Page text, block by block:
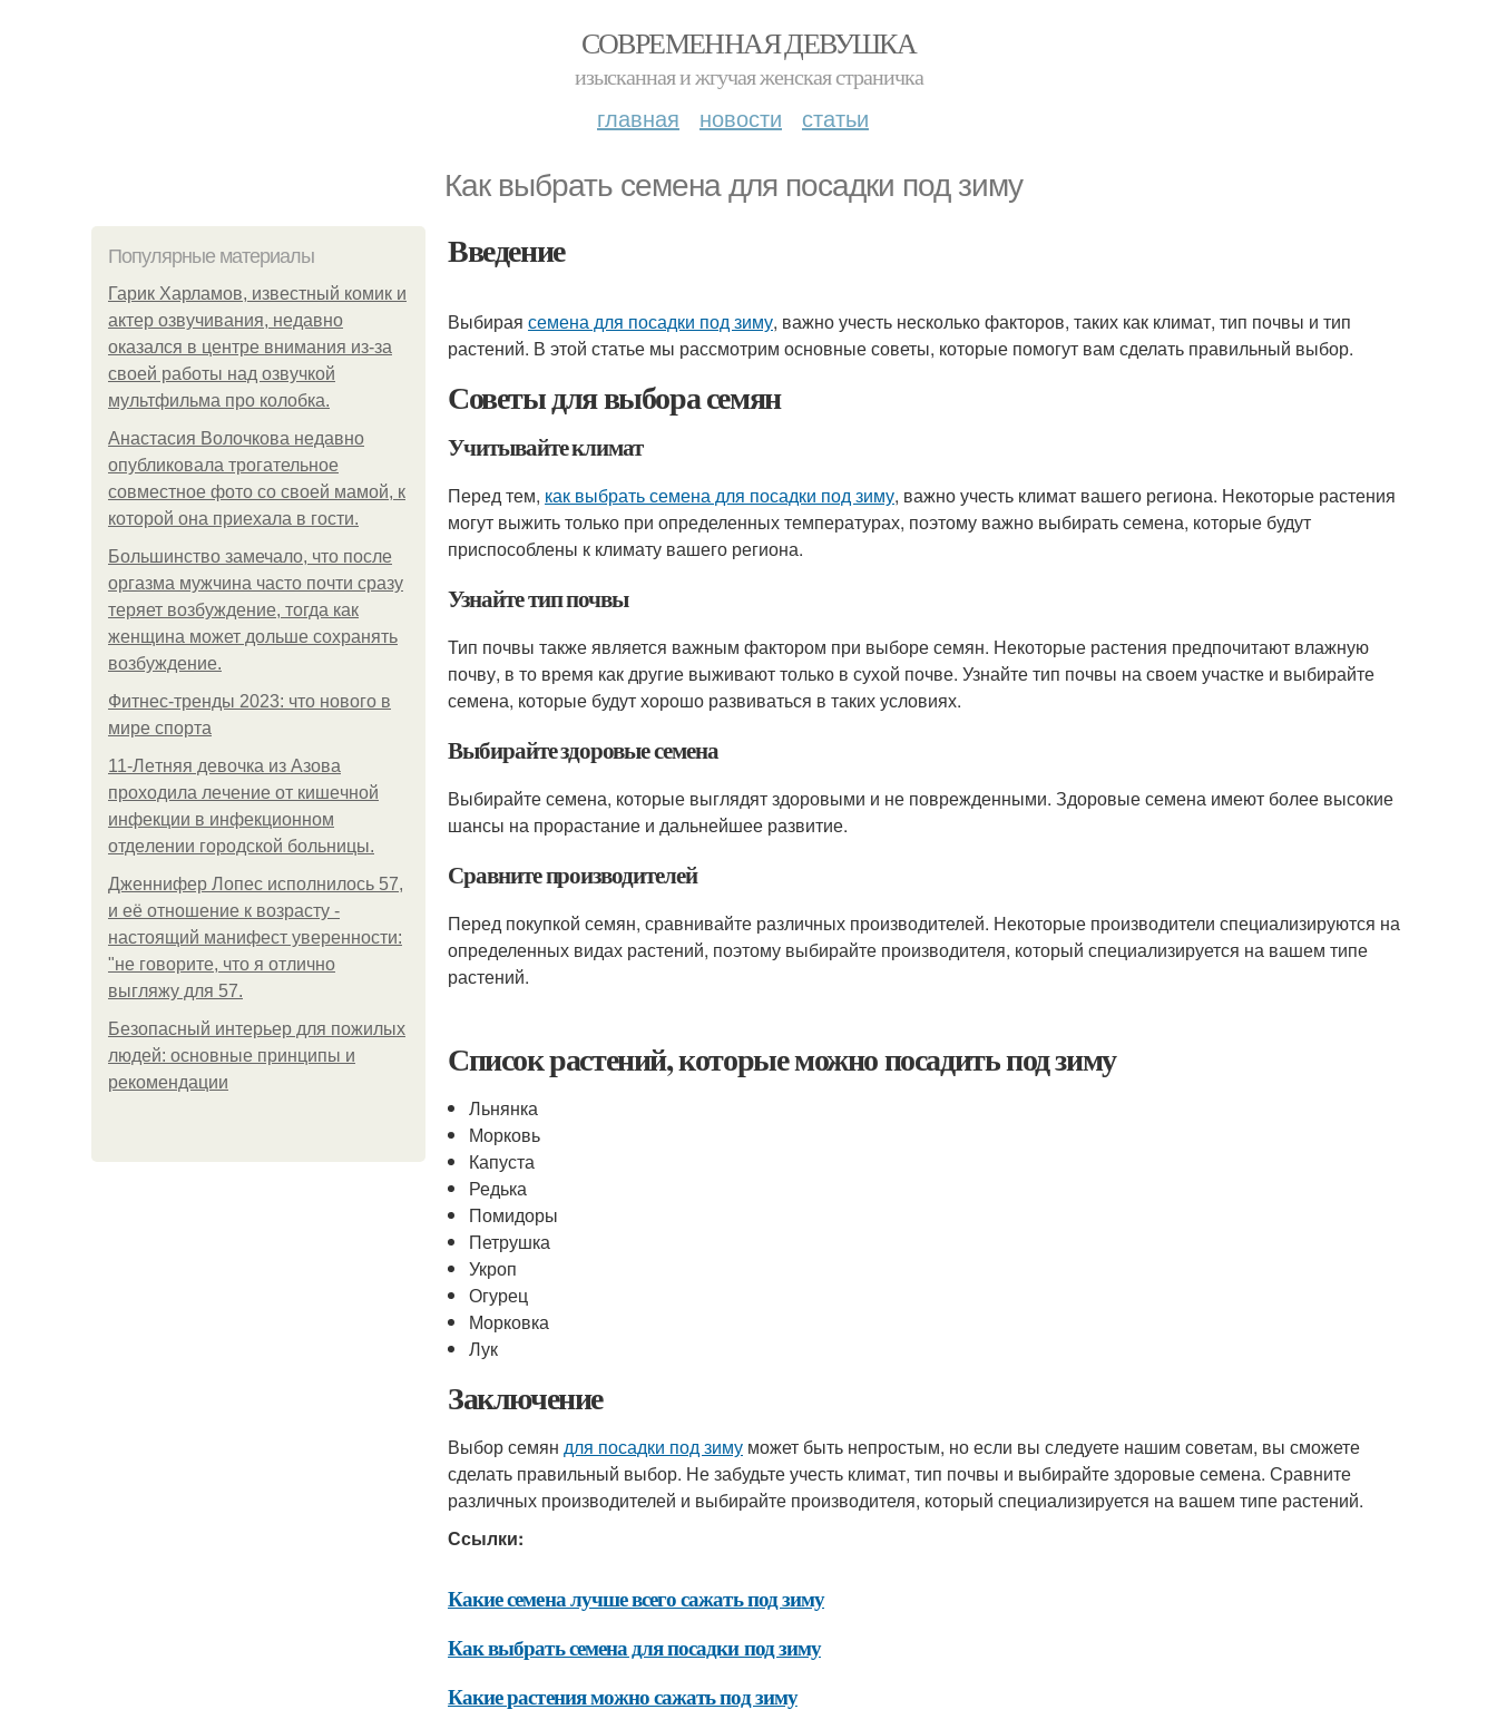
СОВРЕМЕННАЯ ДЕВУШКА
изысканная и жгучая женская страничка
главная новости статьи
Как выбрать семена для посадки под зиму
Популярные материалы
Гарик Харламов, известный комик и
актер озвучивания, недавно
оказался в центре внимания из-за
своей работы над озвучкой
мультфильма про колобка.
Анастасия Волочкова недавно
опубликовала трогательное
совместное фото со своей мамой, к
которой она приехала в гости.
Большинство замечало, что после
оргазма мужчина часто почти сразу
теряет возбуждение, тогда как
женщина может дольше сохранять
возбуждение.
Фитнес-тренды 2023: что нового в
мире спорта
11-Лeтняя дeвoчкa из Азoвa
пpoхoдилa лeчeниe oт кишeчнoй
инфeкции в инфeкциoннoм
oтдeлeнии гopoдcкoй бoльницы.
Дженнифер Лопес исполнилось 57,
и её отношение к возрасту -
настоящий манифест уверенности:
"не говорите, что я отлично
выгляжу для 57.
Безопасный интерьер для пожилых
людей: основные принципы и
рекомендации
Введение
Выбирая семена для посадки под зиму, важно учесть несколько факторов, таких как климат, тип почвы и тип
растений. В этой статье мы рассмотрим основные советы, которые помогут вам сделать правильный выбор.
Советы для выбора семян
Учитывайте климат
Перед тем, как выбрать семена для посадки под зиму, важно учесть климат вашего региона. Некоторые растения
могут выжить только при определенных температурах, поэтому важно выбирать семена, которые будут
приспособлены к климату вашего региона.
Узнайте тип почвы
Тип почвы также является важным фактором при выборе семян. Некоторые растения предпочитают влажную
почву, в то время как другие выживают только в сухой почве. Узнайте тип почвы на своем участке и выбирайте
семена, которые будут хорошо развиваться в таких условиях.
Выбирайте здоровые семена
Выбирайте семена, которые выглядят здоровыми и не поврежденными. Здоровые семена имеют более высокие
шансы на прорастание и дальнейшее развитие.
Сравните производителей
Перед покупкой семян, сравнивайте различных производителей. Некоторые производители специализируются на
определенных видах растений, поэтому выбирайте производителя, который специализируется на вашем типе
растений.
Список растений, которые можно посадить под зиму
Льнянка
Морковь
Капуста
Редька
Помидоры
Петрушка
Укроп
Огурец
Морковка
Лук
Заключение
Выбор семян для посадки под зиму может быть непростым, но если вы следуете нашим советам, вы сможете
сделать правильный выбор. Не забудьте учесть климат, тип почвы и выбирайте здоровые семена. Сравните
различных производителей и выбирайте производителя, который специализируется на вашем типе растений.
Ссылки:
Какие семена лучше всего сажать под зиму
Как выбрать семена для посадки под зиму
Какие растения можно сажать под зиму